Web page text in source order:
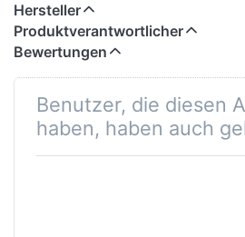
Hersteller
Produktverantwortlicher
Bewertungen
Benutzer, die diesen
haben, haben auch